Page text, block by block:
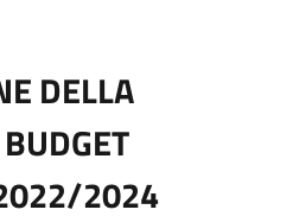
DELLA
2024